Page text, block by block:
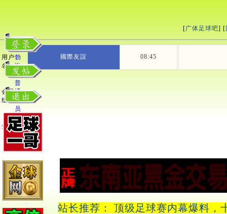
[广体足球吧] [
用户
名：
利
勃
海
尔
会员
组：
普
通
会
员
积
分：
367
國際友誼 08:45
站长推荐： 顶级足球赛内幕爆料，